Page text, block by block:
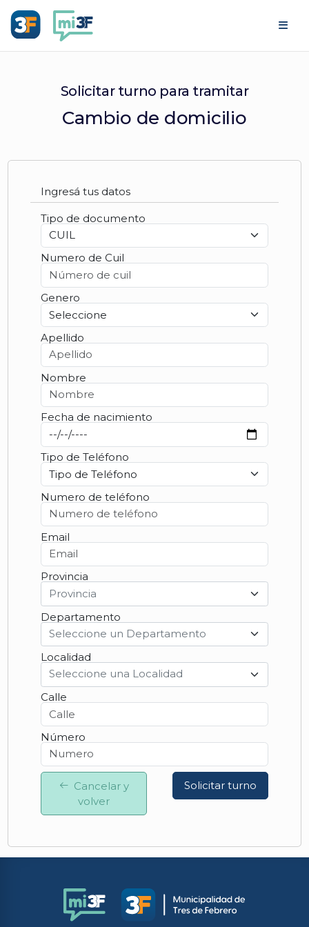
Solicitar turno para tramitar
Cambio de domicilio
Ingresá tus datos
Tipo de documento
Numero de Cuil
Genero
Apellido
Nombre
Fecha de nacimiento
Tipo de Teléfono
Numero de teléfono
Email
Provincia
Provincia
Departamento
Seleccione un Departamento
Localidad
Seleccione una Localidad
Calle
Número
Cancelar y
volver
Solicitar turno